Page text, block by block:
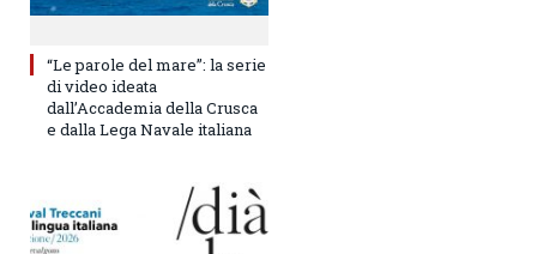
“Le parole del mare”: la serie
di video ideata
dall’Accademia della Crusca
e dalla Lega Navale italiana